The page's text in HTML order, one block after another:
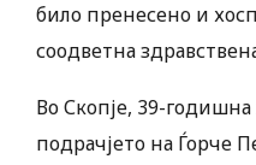
било пренесено и
соодветна
Во Скопје, 39-
подрачјето на Ѓорче